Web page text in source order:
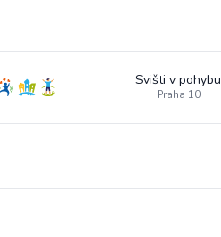
Svišti v pohybu
Praha 10